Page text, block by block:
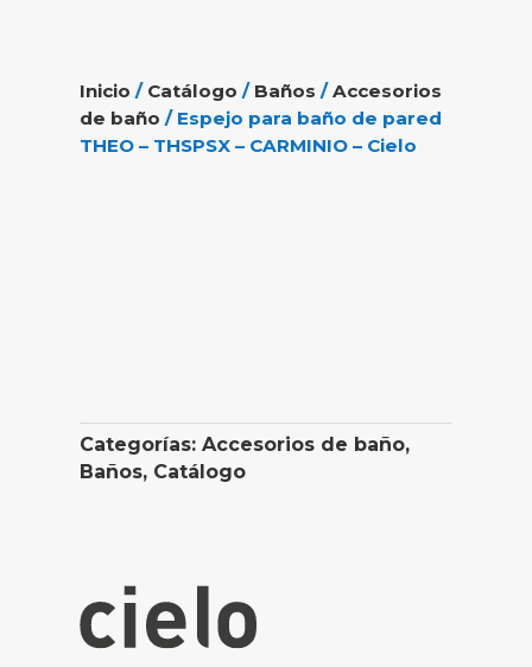
Inicio / Catálogo / Baños /Accesorios
de baño / Espejo para baño de pared
THEO – THSPSX – CARMINIO – Cielo
Categorías:Accesorios de baño,
Baños, Catálogo